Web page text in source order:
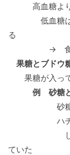
高血糖より
低血糖は命
る
→ 食欲
果糖とブドウ
果糖が入って
例 砂糖
砂糖 ：
ハチミツ
しかも、
ていた